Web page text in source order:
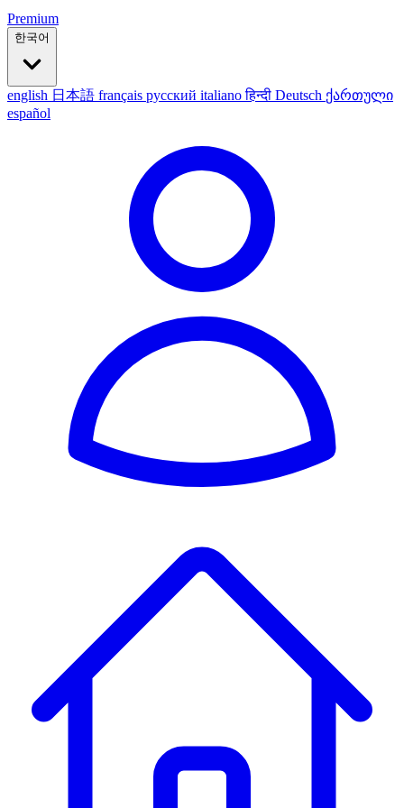
Premium
한국어
english 日本語 français русский italianoहिन्दी Deutsch ქართული
español